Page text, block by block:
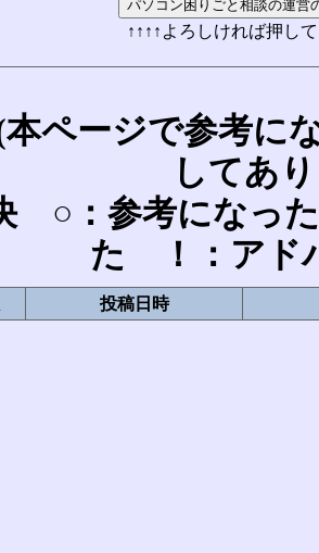
↑↑↑↑よろしければ押し
ページで参考に
してあ
○：参考になっ
た ！：アド
投稿日時